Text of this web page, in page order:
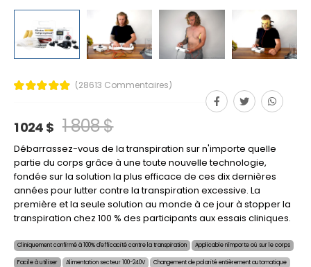
(28613 Commentaires)
1 024 $ 1 808 $
Débarrassez-vous de la transpiration sur n'importe quelle
partie du corps grâce à une toute nouvelle technologie,
fondée sur la solution la plus efficace de ces dix dernières
années pour lutter contre la transpiration excessive. La
première et la seule solution au monde à ce jour à stopper la
transpiration chez 100 % des participants aux essais cliniques.
Cliniquement confirmé à 100% d'efficacité contre la transpiration Applicable n'importe où sur le corps
Facile à utiliser Alimentation secteur 100-240V Changement de polarité entièrement automatique